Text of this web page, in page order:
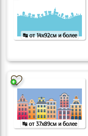
↹ от 14x92см и более
↹ от 37x89см и более